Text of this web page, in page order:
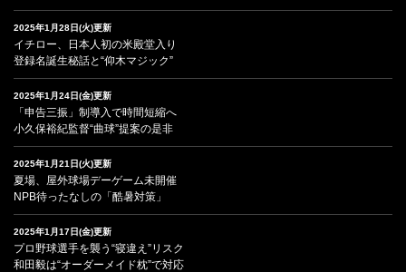
2025年1月28日(火)更新
イチロー、日本人初の米殿堂入り
登録名誕生秘話と“仰木マジック”
2025年1月24日(金)更新
「申告三振」制導入で時間短縮へ
小久保裕紀監督“曲球”提案の是非
2025年1月21日(火)更新
夏場、屋外球場デーゲーム未開催
NPB待ったなしの「酷暑対策」
2025年1月17日(金)更新
プロ野球選手を襲う“寝違え”リスク
和田毅は“オーダーメイド枕”で対応